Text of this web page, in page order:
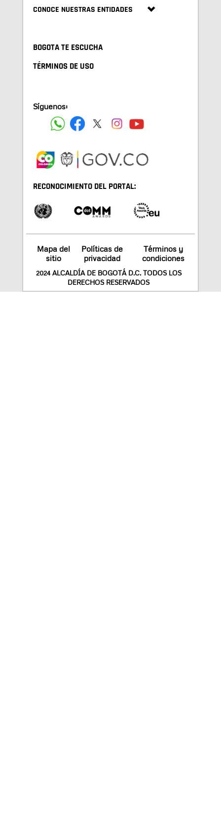
CONOCE NUESTRAS ENTIDADES
BOGOTA TE ESCUCHA
TÉRMINOS DE USO
Síguenos:
RECONOCIMIENTO DEL PORTAL:
Mapa del
sitio
Políticas de
privacidad
Términos y
condiciones
2024 ALCALDÍA DE BOGOTÁ D.C. TODOS LOS
DERECHOS RESERVADOS